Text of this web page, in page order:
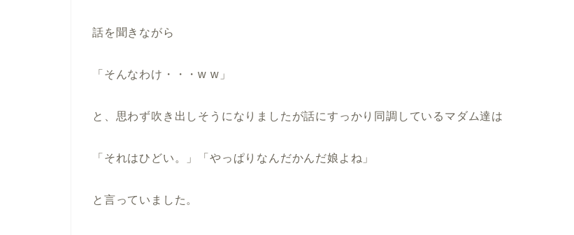
話を聞きながら
「そんなわけ・・・w w」
と、思わず吹き出しそうになりましたが話にすっかり同調しているマダム達は
「それはひどい。」「やっぱりなんだかんだ娘よね」
と言っていました。